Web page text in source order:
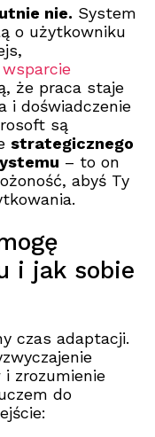
nie. System
o użytkowniku
wsparcie
że praca staje
i doświadczenie
są
strategicznego
– to on
abyś Ty
i jak sobie
czas adaptacji.
i zrozumienie
do